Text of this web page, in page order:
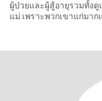
ผู้ป่วยและผู้สู้อายุรวมทั้ง
แม่ เพราะพวกเขาแก่มาก